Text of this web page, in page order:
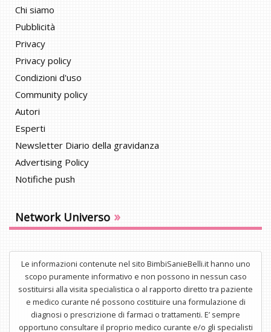
Chi siamo
Pubblicità
Privacy
Privacy policy
Condizioni d'uso
Community policy
Autori
Esperti
Newsletter Diario della gravidanza
Advertising Policy
Notifiche push
Network Universo »
Le informazioni contenute nel sito BimbiSanieBelli.it hanno uno
scopo puramente informativo e non possono in nessun caso
sostituirsi alla visita specialistica o al rapporto diretto tra paziente
e medico curante né possono costituire una formulazione di
diagnosi o prescrizione di farmaci o trattamenti. E’ sempre
opportuno consultare il proprio medico curante e/o gli specialisti